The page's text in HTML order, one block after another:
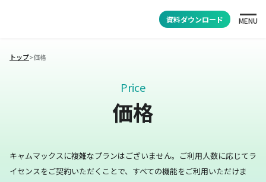
資料ダウンロード MENU
トップ>価格
Price
価格
キャムマックスに複雑なプランはございません。 ご利用人数に応じてラ
イセンスをご契約いただくことで、すべての機能をご利用いただけま